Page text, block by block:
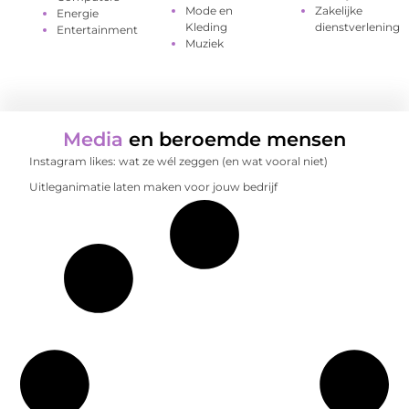
Energie
Entertainment
Mode en
Kleding
Muziek
Zakelijke
dienstverlening
Media en beroemde mensen
Instagram likes: wat ze wél zeggen (en wat vooral niet)
Uitleganimatie laten maken voor jouw bedrijf